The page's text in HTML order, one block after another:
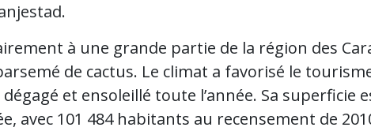
à une grande partie de la région des
de cactus. Le climat a favorisé le
dégagé et ensoleillé toute l’année. Sa superficie
avec 101 484 habitants au recensement de